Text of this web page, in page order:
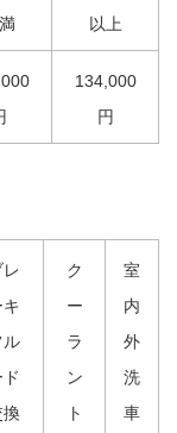
以上
134,000
円
レ
キ
ル
換
ク
ー
ラ
ン
ト
室
内
外
洗
車